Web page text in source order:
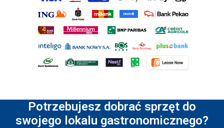
Potrzebujesz dobrać sprzęt do
swojego lokalu gastronomicznego?